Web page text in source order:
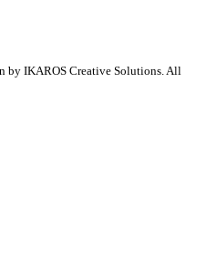
by IKAROS Creative Solutions. All